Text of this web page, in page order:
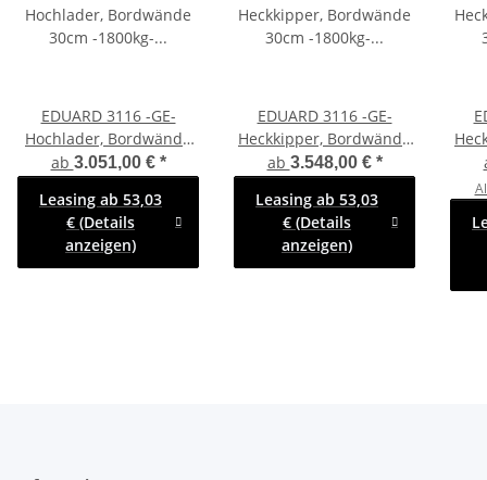
EDUARD 3116 -GE-
Hochlader, Bordwände
30cm -1800kg- Lfh: 63cm
-195/50R13 mit
Hochplane SP-Line
ab 3.051,00 € *
Leasing ab 53,03
€ (Details
anzeigen)
EDUARD 3116 -GE-
Heckkipper, Bordwände
30cm -1800kg- H-Pumpe
- Lfh: 66cm -195/50R13
ab 3.548,00 € *
Leasing ab 53,03
€ (Details
anzeigen)
-